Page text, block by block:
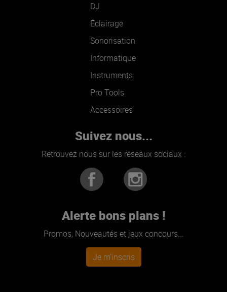
DJ
Éclairage
Sonorisation
Informatique
Instruments
Pro Tools
Accessoires
Suivez nous...
Retrouvez nous sur les réseaux sociaux :
Alerte bons plans !
Promos, Nouveautés et jeux concours...
Je m'inscris